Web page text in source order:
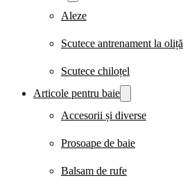
Aleze
Scutece antrenament la oliță
Scutece chiloțel
Articole pentru baie
Accesorii și diverse
Prosoape de baie
Balsam de rufe